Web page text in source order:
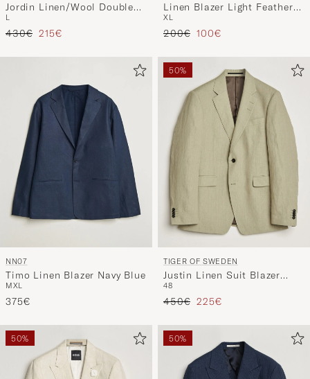
Jordin Linen/Wool Double
Breasted Blazer Khaki
Melange
L
Regulärer Preis
430€ Reduzierter Preis
215€
Linen Blazer Light Feather
Grey
XL
Regulärer Preis
200€ Reduzierter Preis
100€
NN07
Timo Linen Blazer Navy Blue
MXL
375€
50%
TIGER OF SWEDEN
Justin Linen Suit Blazer
Mole
48
Regulärer Preis
450€ Reduzierter Preis
225€
50% 50%